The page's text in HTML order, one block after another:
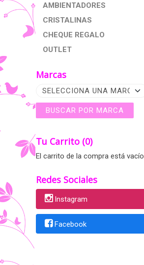
AMBIENTADORES
CRISTALINAS
CHEQUE REGALO
OUTLET
Marcas
Tu Carrito (0)
El carrito de la compra está vacío
Redes Sociales
Instagram
Facebook